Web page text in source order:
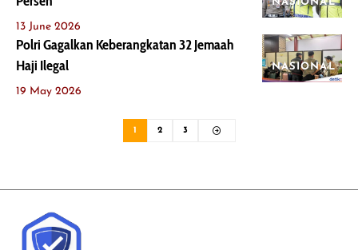
13 June 2026
NASIONAL
Polri Gagalkan Keberangkatan 32 Jemaah
Haji Ilegal
19 May 2026
1 2 3